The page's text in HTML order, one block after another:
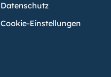
Datenschutz
Cookie-Einstellungen